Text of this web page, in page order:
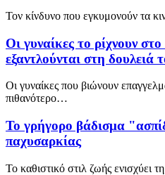
Τον κίνδυνο που εγκυμονούν τα
Οι γυναίκες το ρίχνουν
εξαντλούνται στη δουλειά
Οι γυναίκες που βιώνουν
πιθανότερο…
Το γρήγορο βάδισμα
παχυσαρκίας
Το καθιστικό στιλ ζωής ενισχύει